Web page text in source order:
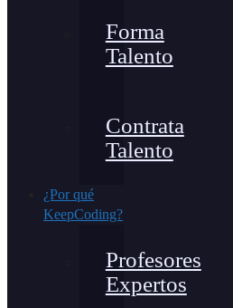
Forma
Talento
Contrata
Talento
¿Por qué
KeepCoding?
Profesores
Expertos